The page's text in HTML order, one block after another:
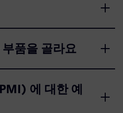
품을 골라요
에 대한 예